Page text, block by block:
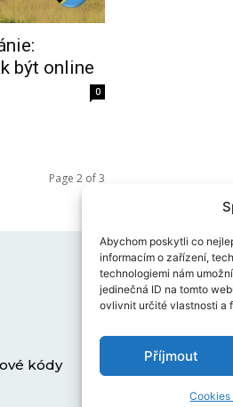
Abychom poskytli co
informacím o zařízení,
technologiemi nám
jedinečná ID na tomto
ovlivnit určité vlastnosti a
Příjmout
být online
0
Page 2 of 3
kódy Zásady ochrany